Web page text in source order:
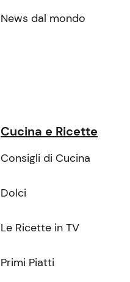
News dal mondo
Cucina e Ricette
Consigli di Cucina
Dolci
Le Ricette in TV
Primi Piatti